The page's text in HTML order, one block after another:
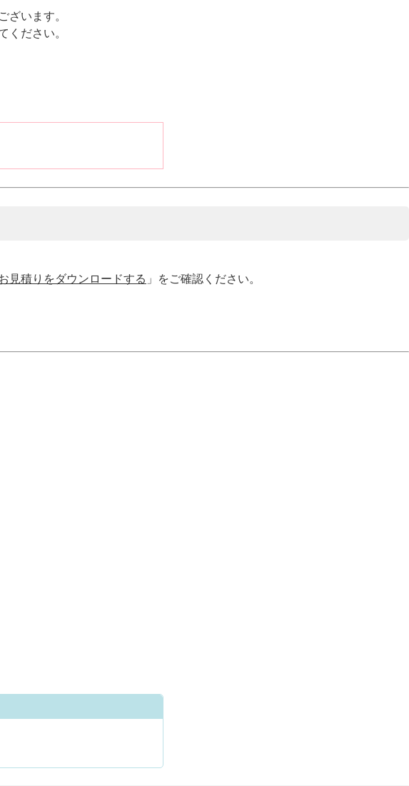
ざいます。
ください。
見積りをダウンロードする 」をご確認ください。